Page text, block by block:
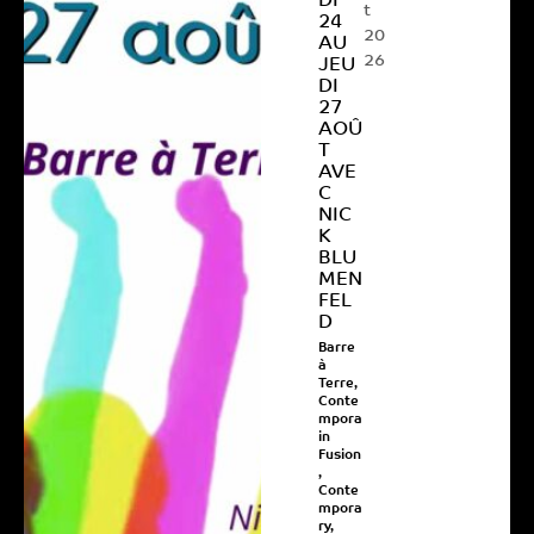
24
AU
JEU
DI
27
AOÛ
T
AVE
C
NIC
K
BLU
MEN
FEL
D
Barre
à
Terre,
Conte
mpora
in
Fusion
,
Conte
mpora
ry,
t
20
26